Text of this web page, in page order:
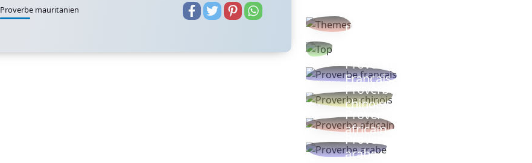
Proverbe mauritanien
thèmes
Proverbe
Français
Proverbe
chinois
Proverbe
africain
Proverbe
arabe